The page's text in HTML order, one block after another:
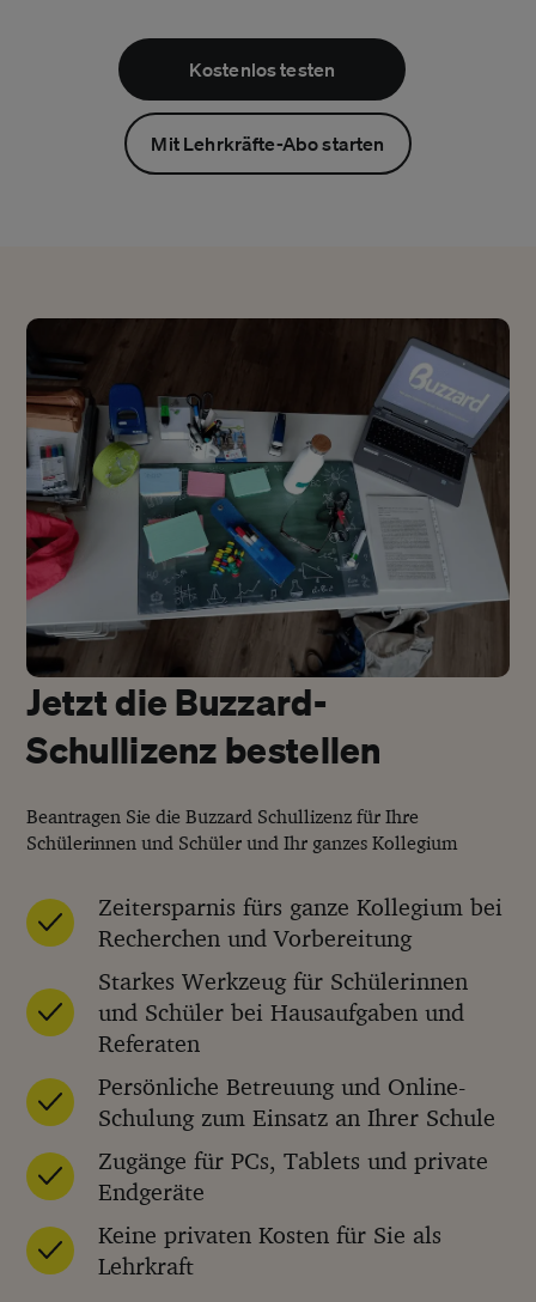
Kostenlos testen
Mit Lehrkräfte-Abo starten
Jetzt die Buzzard-
Schullizenz bestellen
Beantragen Sie die Buzzard Schullizenz für Ihre
Schülerinnen und Schüler und Ihr ganzes Kollegium
Zeitersparnis fürs ganze Kollegium bei
Recherchen und Vorbereitung
Starkes Werkzeug für Schülerinnen
und Schüler bei Hausaufgaben und
Referaten
Persönliche Betreuung und Online-
Schulung zum Einsatz an Ihrer Schule
Zugänge für PCs, Tablets und private
Endgeräte
Keine privaten Kosten für Sie als
Lehrkraft